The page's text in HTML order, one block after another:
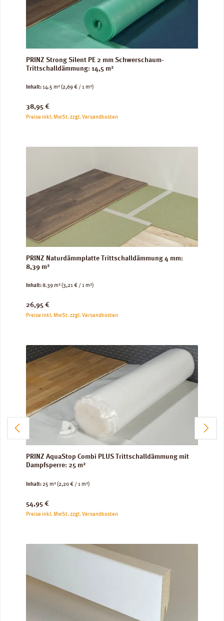
PRINZ Strong Silent PE 2 mm Schwerschaum-
Trittschalldämmung: 14,5 m²
Inhalt:14.5 m²(2,69 € / 1 m²)
Regulärer Preis:
38,95 €
Preise inkl. MwSt. zzgl. Versandkosten
PRINZ Naturdämmplatte Trittschalldämmung 4 mm:
8,39 m²
Inhalt:8.39 m²(3,21 € / 1 m²)
Regulärer Preis:
26,95 €
Preise inkl. MwSt. zzgl. Versandkosten
PRINZ AquaStop Combi PLUS Trittschalldämmung mit
Dampfsperre: 25 m²
Inhalt:25 m²(2,20 € / 1 m²)
Regulärer Preis:
54,95 €
Preise inkl. MwSt. zzgl. Versandkosten